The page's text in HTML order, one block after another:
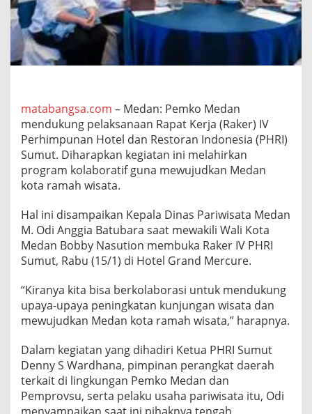
V
P
H
R
S
u
t
L
a
h
i
r
n
P
r
o
m
K
o
a
b
o
r
a
t
matabangsa.com – Medan: Pemko Medan
mendukung pelaksanaan Rapat Kerja (Raker) IV
Perhimpunan Hotel dan Restoran Indonesia (PHRI)
Sumut. Diharapkan kegiatan ini melahirkan
program kolaboratif guna mewujudkan Medan
kota ramah wisata.
Hal ini disampaikan Kepala Dinas Pariwisata Medan
M. Odi Anggia Batubara saat mewakili Wali Kota
Medan Bobby Nasution membuka Raker IV PHRI
Sumut, Rabu (15/1) di Hotel Grand Mercure.
“Kiranya kita bisa berkolaborasi untuk mendukung
upaya-upaya peningkatan kunjungan wisata dan
mewujudkan Medan kota ramah wisata,” harapnya.
Dalam kegiatan yang dihadiri Ketua PHRI Sumut
Denny S Wardhana, pimpinan perangkat daerah
terkait di lingkungan Pemko Medan dan
Pemprovsu, serta pelaku usaha pariwisata itu, Odi